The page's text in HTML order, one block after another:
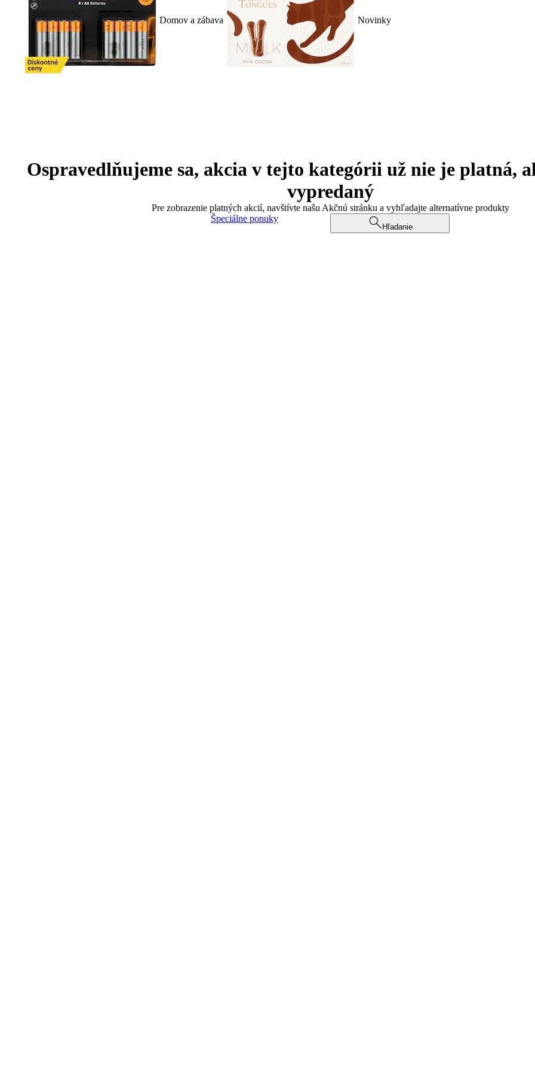
Domov a zábava Novinky
Ospravedlňujeme sa, akcia v tejto kategórii už nie je platná,
vypredaný
Pre zobrazenie platných akcií, navštívte našu Akčnú stránku a vyhľadajte alternatívne produkty
Špeciálne ponuky
Hľadanie